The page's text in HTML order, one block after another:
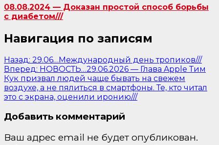
08.08.2024 — Доказан простой способ борьбы
с диабетом///
Навигация по записям
Назад: 29.06…Международный день тропиков///
Вперед: НОВОСТЬ…29.06.2026 — Глава Apple Тим
Кук призвал людей чаще бывать на свежем
воздухе, а не пялиться в смартфоны. Те, кто читал
это с экрана, оценили иронию///
Добавить комментарий
Ваш адрес email не будет опубликован.